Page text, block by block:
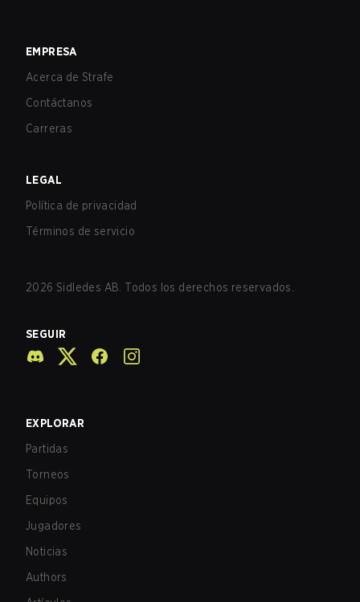
EMPRESA
Acerca de Strafe
Contáctanos
Carreras
LEGAL
Política de privacidad
Términos de servicio
2026 Sidledes AB. Todos los derechos reservados.
SEGUIR
EXPLORAR
Partidas
Torneos
Equipos
Jugadores
Noticias
Authors